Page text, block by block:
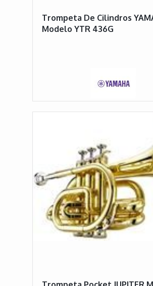
Trompeta De Cilindros
Modelo YTR 436G